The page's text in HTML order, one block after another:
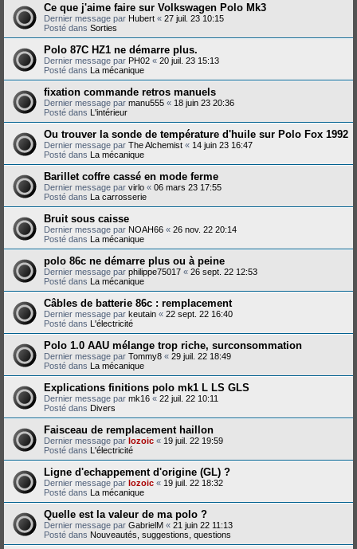
Ce que j'aime faire sur Volkswagen Polo Mk3
Dernier message par Hubert « 27 juil. 23 10:15
Posté dans Sorties
Polo 87C HZ1 ne démarre plus.
Dernier message par PH02 « 20 juil. 23 15:13
Posté dans La mécanique
fixation commande retros manuels
Dernier message par manu555 « 18 juin 23 20:36
Posté dans L'intérieur
Ou trouver la sonde de température d'huile sur Polo Fox 1992
Dernier message par The Alchemist « 14 juin 23 16:47
Posté dans La mécanique
Barillet coffre cassé en mode ferme
Dernier message par virlo « 06 mars 23 17:55
Posté dans La carrosserie
Bruit sous caisse
Dernier message par NOAH66 « 26 nov. 22 20:14
Posté dans La mécanique
polo 86c ne démarre plus ou à peine
Dernier message par philippe75017 « 26 sept. 22 12:53
Posté dans La mécanique
Câbles de batterie 86c : remplacement
Dernier message par keutain « 22 sept. 22 16:40
Posté dans L'électricité
Polo 1.0 AAU mélange trop riche, surconsommation
Dernier message par Tommy8 « 29 juil. 22 18:49
Posté dans La mécanique
Explications finitions polo mk1 L LS GLS
Dernier message par mk16 « 22 juil. 22 10:11
Posté dans Divers
Faisceau de remplacement haillon
Dernier message par lozoic « 19 juil. 22 19:59
Posté dans L'électricité
Ligne d'echappement d'origine (GL) ?
Dernier message par lozoic « 19 juil. 22 18:32
Posté dans La mécanique
Quelle est la valeur de ma polo ?
Dernier message par GabrielM « 21 juin 22 11:13
Posté dans Nouveautés, suggestions, questions